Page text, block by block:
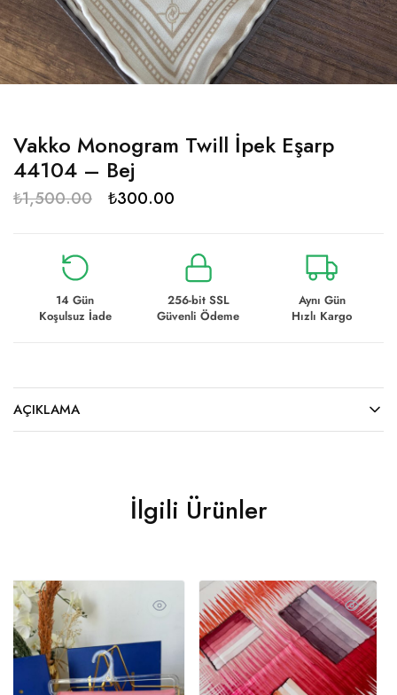
Vakko Monogram Twill İpek Eşarp
44104 – Bej
₺1,500.00 ₺300.00
14 Gün
Koşulsuz İade
256-bit SSL
Güvenli Ödeme
Aynı Gün
Hızlı Kargo
AÇIKLAMA
İlgili Ürünler